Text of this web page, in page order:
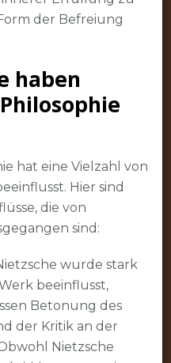
der Befreiung
haben
hat eine Vielzahl von
Hier sind
die von
sind:
wurde stark
beeinflusst,
Betonung des
der Kritik an der
Nietzsche